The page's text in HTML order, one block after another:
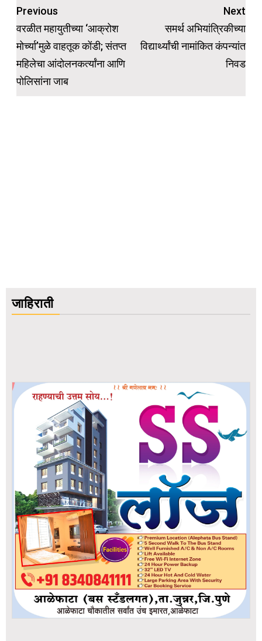
Post
navigation
Previous
वरळीत महायुतीच्या ‘आक्रोश
मोर्च्या’मुळे वाहतूक कोंडी; संतप्त
महिलेचा आंदोलनकर्त्यांना आणि
पोलिसांना जाब
Next
समर्थ अभियांत्रिकीच्या
विद्यार्थ्यांची नामांकित कंपन्यांत
निवड
जाहिराती